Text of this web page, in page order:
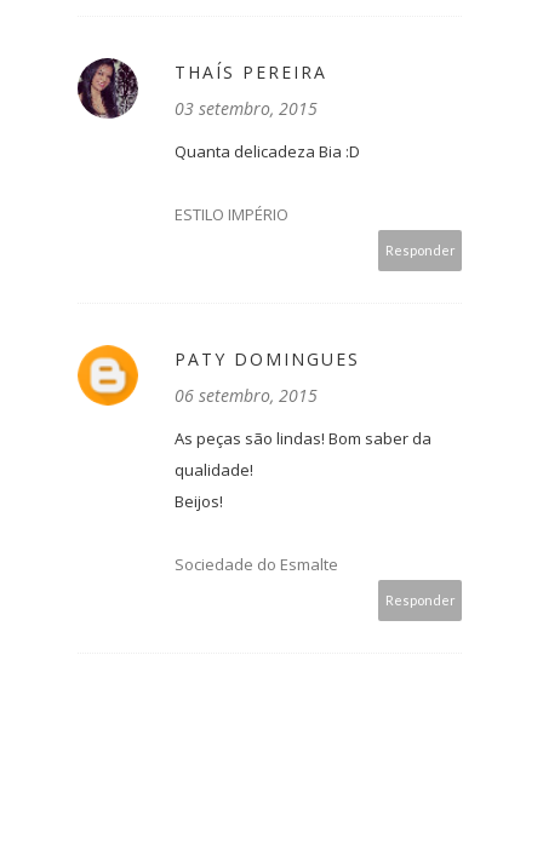
THAÍS PEREIRA
03 setembro, 2015
Quanta delicadeza Bia :D
ESTILO IMPÉRIO
Responder
PATY DOMINGUES
06 setembro, 2015
As peças são lindas! Bom saber da
qualidade!
Beijos!
Sociedade do Esmalte
Responder